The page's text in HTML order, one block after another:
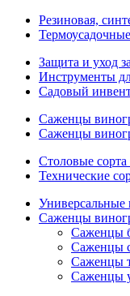
Резиновая,
Защита и уход
Инструменты
Садовый
Саженцы
Саженцы
Столовые сорта
Технические
Универсальные
Саженцы
Саженцы
Саженцы
Саженцы
Саженцы